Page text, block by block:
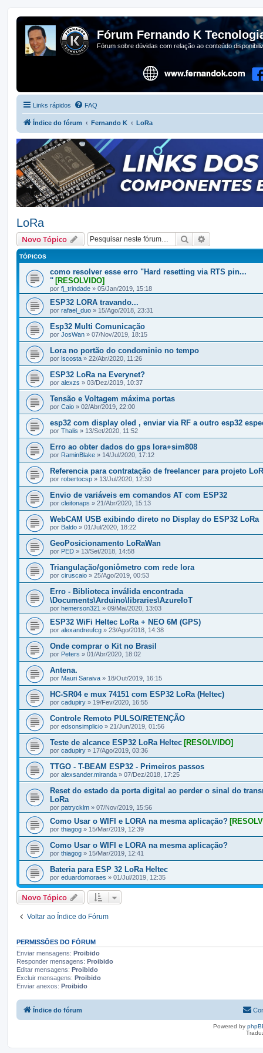
Fórum Fernando K
Fórum sobre dúvidas com relação ao conteúdo
Links rápidos FAQ
Índice do fórum Fernando K LoRa
LoRa
Novo Tópico Pesquisar
TÓPICOS
como resolver esse erro "Hard resetting via RTS pin...
" [RESOLVIDO]
por fj_trindade » 05/Jan/2019, 15:18
ESP32 LORA travando...
por rafael_duo » 15/Ago/2018, 23:31
Esp32 Multi Comunicação
por JosWan » 07/Nov/2019, 18:15
Lora no portão do condominio no tempo
por lscosta » 22/Abr/2020, 11:26
ESP32 LoRa na Everynet?
por alexzs » 03/Dez/2019, 10:37
Tensão e Voltagem máxima portas
por Caio » 02/Abr/2019, 22:00
esp32 com display oled , enviar via RF a outro esp32
por Thalis » 13/Set/2020, 11:52
Erro ao obter dados do gps lora+sim808
por RaminBlake » 14/Jul/2020, 17:12
Referencia para contratação de freelancer para projeto
por robertocsp » 13/Jul/2020, 12:30
Envio de variáveis em comandos AT com ESP32
por cleitonaps » 21/Abr/2020, 15:13
WebCAM USB exibindo direto no Display do ESP32 LoRa
por Baldo » 01/Jul/2020, 18:22
GeoPosicionamento LoRaWan
por PED » 13/Set/2018, 14:58
Triangulação/goniômetro com rede lora
por ciruscaio » 25/Ago/2019, 00:53
Erro - Biblioteca inválida encontrada
\Documents\Arduino\libraries\AzureIoT
por hemerson321 » 09/Mai/2020, 13:03
ESP32 WiFi Heltec LoRa + NEO 6M (GPS)
por alexandreufcg » 23/Ago/2018, 14:38
Onde comprar o Kit no Brasil
por Peters » 01/Abr/2020, 18:02
Antena.
por Mauri Saraiva » 18/Out/2019, 16:15
HC-SR04 e mux 74151 com ESP32 LoRa (Heltec)
por cadupiry » 19/Fev/2020, 16:55
Controle Remoto PULSO/RETENÇÃO
por edsonsimplicio » 21/Jun/2019, 01:56
Teste de alcance ESP32 LoRa Heltec [RESOLVIDO]
por cadupiry » 17/Ago/2019, 03:36
TTGO - T-BEAM ESP32 - Primeiros passos
por alexsander.miranda » 07/Dez/2018, 17:25
Reset do estado da porta digital ao perder o sinal do
LoRa
por patrycklm » 07/Nov/2019, 15:56
Como Usar o WIFI e LORA na mesma aplicação?
por thiagog » 15/Mar/2019, 12:39
Como Usar o WIFI e LORA na mesma aplicação?
por thiagog » 15/Mar/2019, 12:41
Bateria para ESP 32 LoRa Heltec
por eduardomoraes » 01/Jul/2019, 12:35
Novo Tópico
Voltar ao Índice do Fórum
PERMISSÕES DO FÓRUM
Enviar mensagens: Proibido
Responder mensagens: Proibido
Editar mensagens: Proibido
Excluir mensagens: Proibido
Enviar anexos: Proibido
Índice do fórum
Powered by